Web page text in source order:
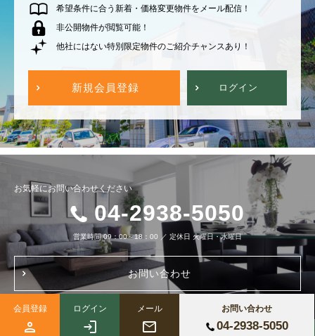
会員登録 ログイン メール お問い合わせ
04-2938-5050
希望条件に合う新着・価格変更物件をメール配信！
非公開物件が閲覧可能！
他社にはない特別限定物件のご紹介チャンスあり！
新規会員登録 ログイン
お気軽にお問い合わせください
04-2938-5050
営業時間 09：00～18：00 ／ 定休日 火曜日・水曜日
お問い合わせ
Copyright (c) 株式会社ブルーノートホーム All Right Reserved.